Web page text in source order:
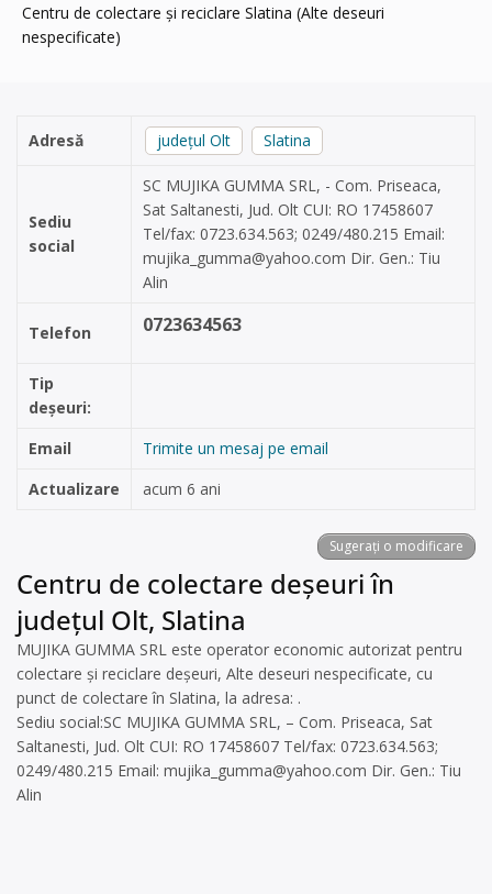
Centru de colectare și reciclare Slatina (Alte deseuri
nespecificate)
Adresă județul Olt Slatina
Sediu
social
SC MUJIKA GUMMA SRL, - Com. Priseaca,
Sat Saltanesti, Jud. Olt CUI: RO 17458607
Tel/fax: 0723.634.563; 0249/480.215 Email:
mujika_gumma@yahoo.com Dir. Gen.: Tiu
Alin
Telefon 0723634563
Tip
deșeuri:
Email
Trimite un mesaj pe email
Actualizare
acum 6 ani
Sugerați o modificare
Centru de colectare deșeuri în
județul Olt, Slatina
MUJIKA GUMMA SRL este operator economic autorizat pentru
colectare și reciclare deșeuri, Alte deseuri nespecificate, cu
punct de colectare în Slatina, la adresa: .
Sediu social:SC MUJIKA GUMMA SRL, – Com. Priseaca, Sat
Saltanesti, Jud. Olt CUI: RO 17458607 Tel/fax: 0723.634.563;
0249/480.215 Email: mujika_gumma@yahoo.com Dir. Gen.: Tiu
Alin